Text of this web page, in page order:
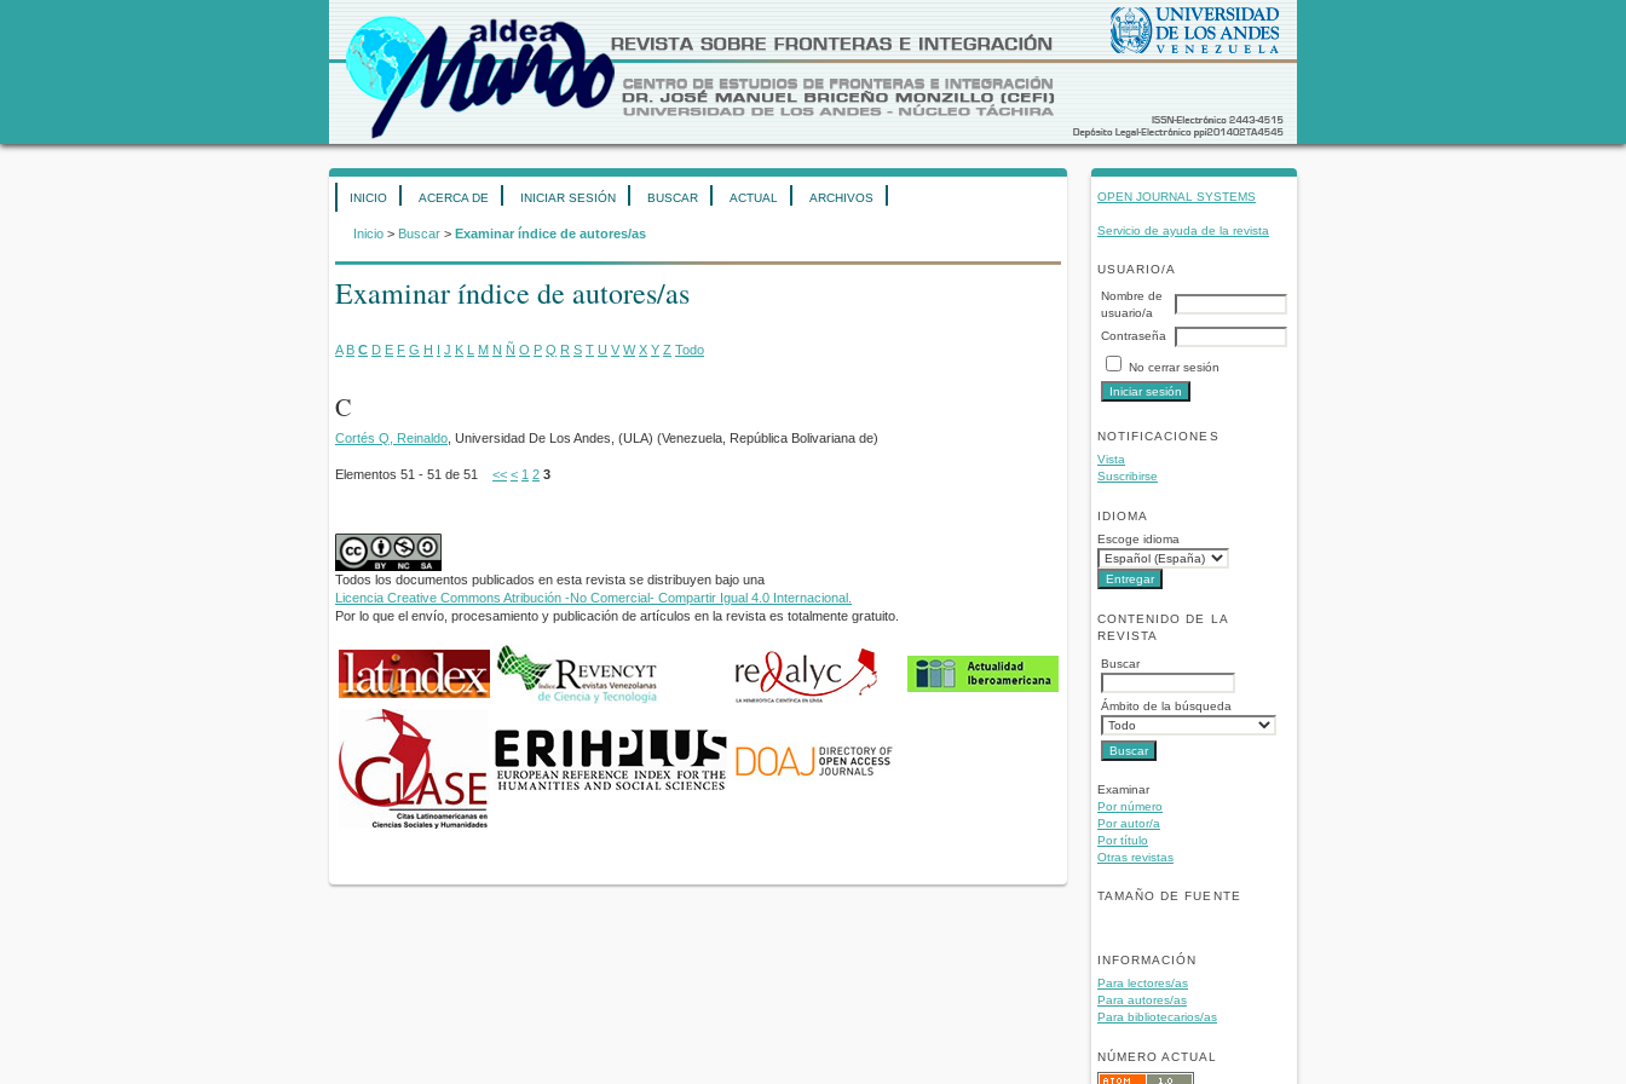
OPEN JOURNAL SYSTEMS
Servicio de ayuda de la revista
USUARIO/A
Nombre de
usuario/a
Contraseña
No cerrar sesión
NOTIFICACIONES
Vista
Suscribirse
IDIOMA
Escoge idioma
CONTENIDO DE LA
REVISTA
Buscar
Ámbito de la búsqueda
Examinar
Por número
Por autor/a
Por título
Otras revistas
TAMAÑO DE FUENTE
INFORMACIÓN
Para lectores/as
Para autores/as
Para bibliotecarios/as
NÚMERO ACTUAL
INICIO ACERCA DE INICIAR SESIÓN BUSCAR ACTUAL ARCHIVOS
Inicio > Buscar > Examinar índice de autores/as
Examinar índice de autores/as
A B C D E F G H I J K L M N Ñ O P Q R S T U V W X Y Z Todo
C
Cortés Q, Reinaldo , Universidad De Los Andes, (ULA) (Venezuela, República Bolivariana de)
Elementos 51 - 51 de 51 << < 1 2 3
Todos los documentos publicados en esta revista se distribuyen bajo una
Licencia Creative Commons Atribución -No Comercial- Compartir Igual 4.0 Internacional.
Por lo que el envío, procesamiento y publicación de artículos en la revista es totalmente gratuito.